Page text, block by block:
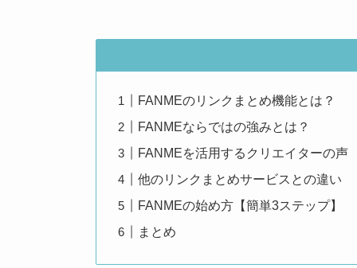
FANMEのリンクまとめ機能とは？
FANMEならではの強みとは？
FANMEを活用するクリエイターの声
他のリンクまとめサービスとの違い
FANMEの始め方【簡単3ステップ】
まとめ